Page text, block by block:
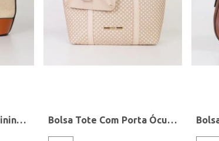
Bolsa Bag Bucket Feminina BEGE Bolsa Tote Com Porta Óculos Rafitthy Feminina NUDE